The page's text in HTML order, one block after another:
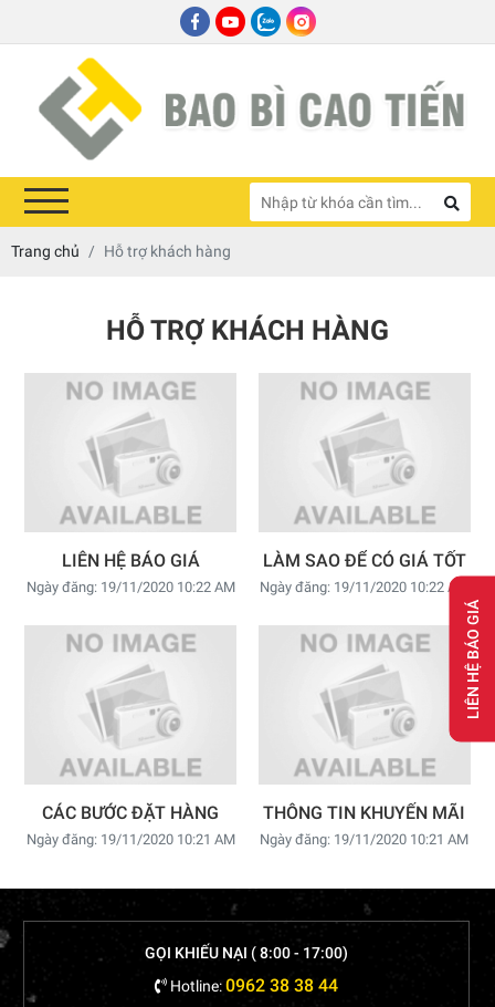
Trang chủ Hỗ trợ khách hàng
HỖ TRỢ KHÁCH HÀNG
LIÊN HỆ BÁO GIÁ
Ngày đăng: 19/11/2020 10:22 AM
LÀM SAO ĐỂ CÓ GIÁ TỐT
Ngày đăng: 19/11/2020 10:22 AM
CÁC BƯỚC ĐẶT HÀNG
Ngày đăng: 19/11/2020 10:21 AM
THÔNG TIN KHUYẾN MÃI
Ngày đăng: 19/11/2020 10:21 AM
GỌI KHIẾU NẠI ( 8:00 - 17:00)
Hotline:0962 38 38 44
LIÊN HỆ BÁO GIÁ